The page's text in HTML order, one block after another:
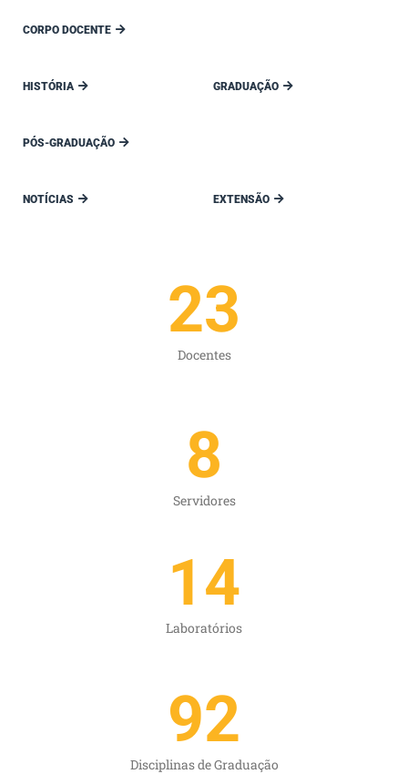
CORPO DOCENTE
HISTÓRIA GRADUAÇÃO
PÓS-GRADUAÇÃO
NOTÍCIAS EXTENSÃO
Docentes
23
Servidores
8
Laboratórios
14
Disciplinas de Graduação
92